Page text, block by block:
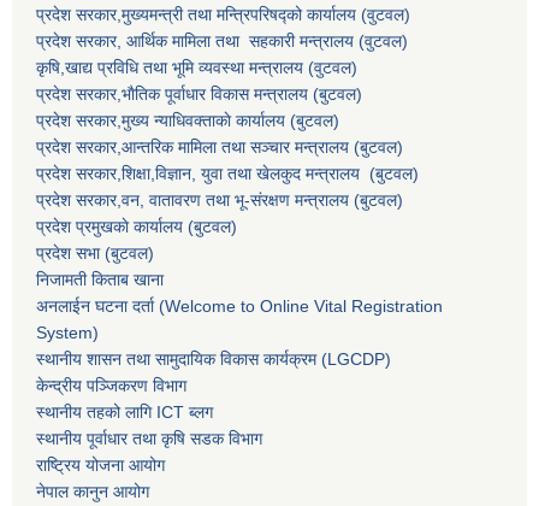
प्रदेश सरकार,मुख्यमन्त्री तथा मन्त्रिपरिषद्को कार्यालय (वुटवल)
प्रदेश सरकार, आर्थिक मामिला तथा सहकारी मन्त्रालय (वुटवल)
कृषि,खाद्य प्रविधि तथा भूमि व्यवस्था मन्त्रालय (वुटवल)
प्रदेश सरकार,भाैतिक पूर्वाधार विकास मन्त्रालय (बुटवल)
प्रदेश सरकार,मुख्य न्याधिवक्ताकाे कार्यालय (बुटवल)
प्रदेश सरकार,आन्तरिक मामिला तथा सञ्चार मन्त्रालय (बुटवल)
प्रदेश सरकार,शिक्षा,विज्ञान, युवा तथा खेलकुद मन्त्रालय (बुटवल)
प्रदेश सरकार,वन, वातावरण तथा भू-संरक्षण मन्त्रालय (बुटवल)
प्रदेश प्रमुखकाे कार्यालय (बुटवल)
प्रदेश सभा (बुटवल)
निजामती किताब खाना
अनलाईन घटना दर्ता (Welcome to Online Vital Registration
System)
स्थानीय शासन तथा सामुदायिक विकास कार्यक्रम (LGCDP)
केन्द्रीय पञ्जिकरण विभाग
स्थानीय तहको लागि ICT ब्लग
स्थानीय पूर्वाधार तथा कृषि सडक विभाग
राष्ट्रिय योजना आयोग
नेपाल कानुन आयोग